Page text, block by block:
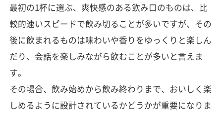
最初の1杯に選ぶ、爽快感のある飲み口のものは、比
較的速いスピードで飲み切ることが多いですが、その
後に飲まれるものは味わいや香りをゆっくりと楽しん
だり、会話を楽しみながら飲むことが多いと言えま
す。
その場合、飲み始めから飲み終わりまで、おいしく楽
しめるように設計されているかどうかが重要になりま